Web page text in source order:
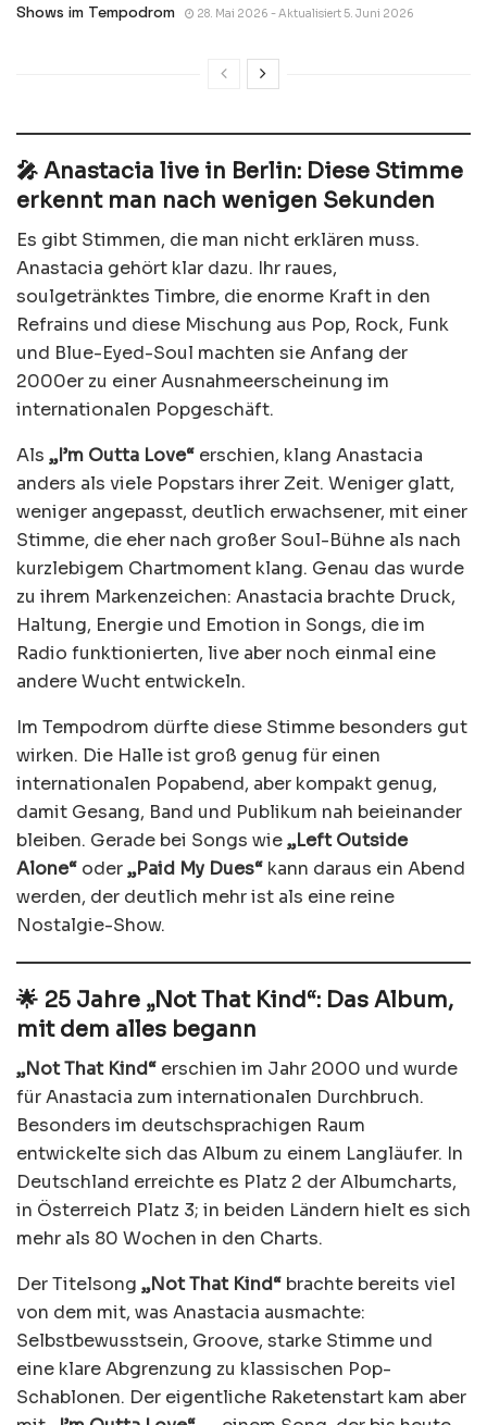
Shows im Tempodrom
28. Mai 2026 - Aktualisiert 5. Juni 2026
🎤 Anastacia live in Berlin: Diese Stimme
erkennt man nach wenigen Sekunden
Es gibt Stimmen, die man nicht erklären muss.
Anastacia gehört klar dazu. Ihr raues,
soulgetränktes Timbre, die enorme Kraft in den
Refrains und diese Mischung aus Pop, Rock, Funk
und Blue-Eyed-Soul machten sie Anfang der
2000er zu einer Ausnahmeerscheinung im
internationalen Popgeschäft.
Als „I’m Outta Love“ erschien, klang Anastacia
anders als viele Popstars ihrer Zeit. Weniger glatt,
weniger angepasst, deutlich erwachsener, mit einer
Stimme, die eher nach großer Soul-Bühne als nach
kurzlebigem Chartmoment klang. Genau das wurde
zu ihrem Markenzeichen: Anastacia brachte Druck,
Haltung, Energie und Emotion in Songs, die im
Radio funktionierten, live aber noch einmal eine
andere Wucht entwickeln.
Im Tempodrom dürfte diese Stimme besonders gut
wirken. Die Halle ist groß genug für einen
internationalen Popabend, aber kompakt genug,
damit Gesang, Band und Publikum nah beieinander
bleiben. Gerade bei Songs wie„Left Outside
Alone“ oder„Paid My Dues“ kann daraus ein Abend
werden, der deutlich mehr ist als eine reine
Nostalgie-Show.
🌟 25 Jahre „Not That Kind“: Das Album,
mit dem alles begann
„Not That Kind“ erschien im Jahr 2000 und wurde
für Anastacia zum internationalen Durchbruch.
Besonders im deutschsprachigen Raum
entwickelte sich das Album zu einem Langläufer. In
Deutschland erreichte es Platz 2 der Albumcharts,
in Österreich Platz 3; in beiden Ländern hielt es sich
mehr als 80 Wochen in den Charts.
Der Titelsong „Not That Kind“ brachte bereits viel
von dem mit, was Anastacia ausmachte:
Selbstbewusstsein, Groove, starke Stimme und
eine klare Abgrenzung zu klassischen Pop-
Schablonen. Der eigentliche Raketenstart kam aber